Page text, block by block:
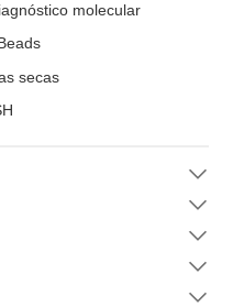
molecular
secas